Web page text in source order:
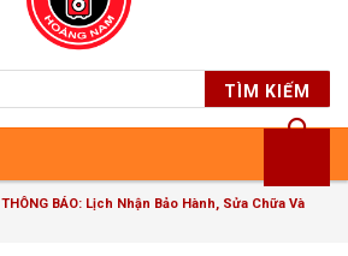
TÌM KIẾM
THÔNG BÁO: Lịch Nhận Bảo Hành, Sửa Chữa Và